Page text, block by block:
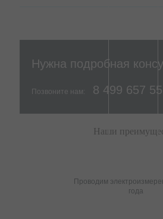
Нужна подробная
Позвоните нам: 8 499 657
Наши
Проводим
года